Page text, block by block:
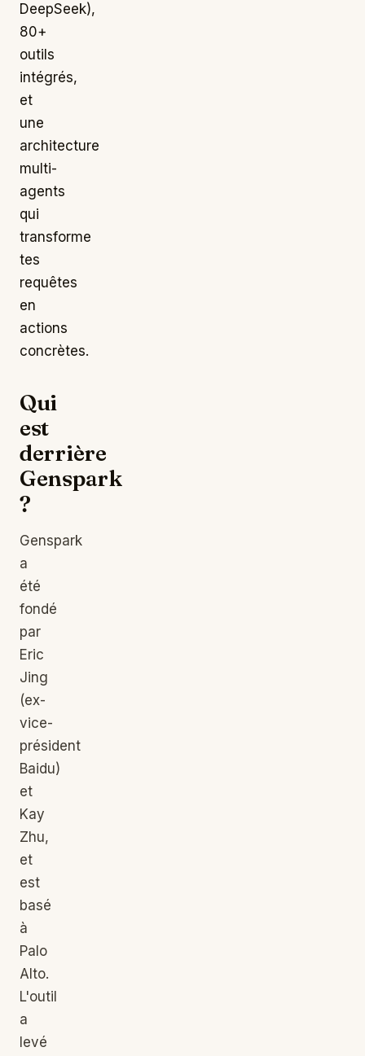
DeepSeek),
80+
outils
intégrés,
et
une
architecture
multi-
agents
qui
transforme
tes
requêtes
en
actions
concrètes.
Qui
est
derrière
Genspark
?
Genspark
a
été
fondé
par
Eric
Jing
(ex-
vice-
président
Baidu)
et
Kay
Zhu,
et
est
basé
à
Palo
Alto.
L'outil
a
levé